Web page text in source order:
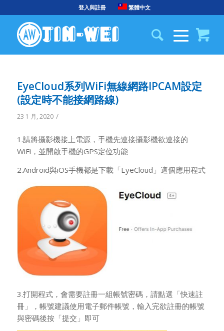
登入與註冊 繁體中文
EyeCloud系列WiFi無線網路IPCAM設定
(設定時不能接網路線)
23 1 月, 2020 /
1.請將攝影機接上電源，手機先連接攝影機欲連接的
WiFi，並開啟手機的GPS定位功能
2.Android與iOS手機都是下載「EyeCloud」這個應用程式
3.打開程式，會需要註冊一組帳號密碼，請點選「快速註
冊」，帳號建議使用電子郵件帳號，輸入完欲註冊的帳號
與密碼後按「提交」即可